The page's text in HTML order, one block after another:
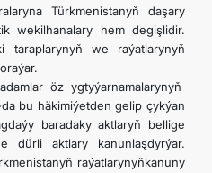
Türkmenistanyň daşary
wekilhanalary hem degişlidir.
taraplarynyň we raýatlarynyň
öz ygtyýarnamalarynyň
bu häkimiýetden gelip çykýan
baradaky aktlaryň bellige
dürli aktlary kanunlaşdyrýar.
raýatlarynyňkanuny